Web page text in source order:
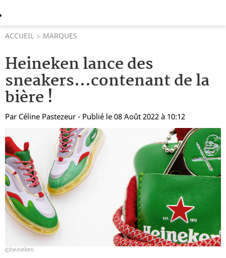
ACCUEIL MARQUES
Heineken lance des
sneakers...contenant de la
bière !
Par Céline Pastezeur - Publié le 08 Août 2022 à 10:12
heineken